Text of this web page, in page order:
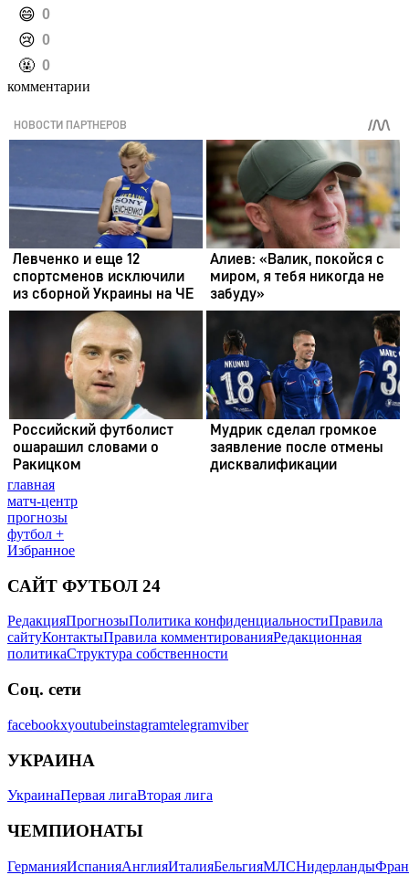
️😄 0
️😢 0
️🤬 0
комментарии
главная
матч-центр
прогнозы
футбол +
Избранное
САЙТ ФУТБОЛ 24
РедакцияПрогнозыПолитика конфиденциальностиПравила
сайтуКонтактыПравила комментированияРедакционная
политикаСтруктура собственности
Соц. сети
facebookxyoutubeinstagramtelegramviber
УКРАИНА
УкраинаПервая лигаВторая лига
ЧЕМПИОНАТЫ
ГерманияИспанияАнглияИталияБельгияМЛСНидерланды